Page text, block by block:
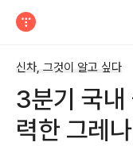
신차, 그것이 알고 싶다
3분기 국내
력한 그레